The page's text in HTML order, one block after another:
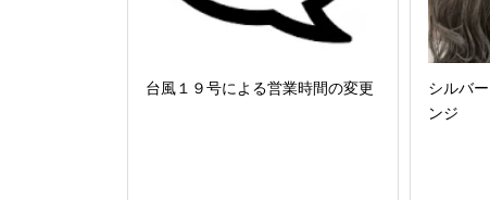
台風１９号による営業時間の変更
シルバ
ンジ